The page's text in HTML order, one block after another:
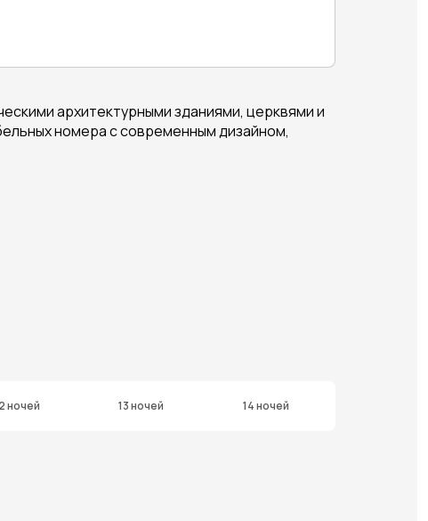
архитектурными зданиями, церквями и
номера с современным дизайном,
ночей 13 ночей 14 ночей